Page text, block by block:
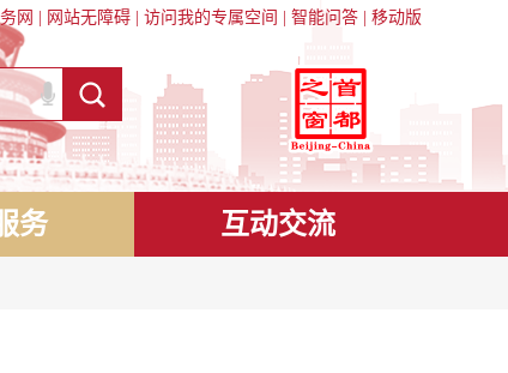
网 网站无障碍 访问我的专属空间 智能问答 移动版
务 互动交流